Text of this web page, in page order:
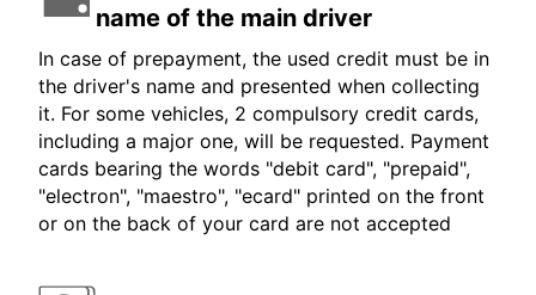
name of the main driver
In case of prepayment, the used credit must be in
the driver's name and presented when collecting
it. For some vehicles, 2 compulsory credit cards,
including a major one, will be requested. Payment
cards bearing the words "debit card", "prepaid",
"electron", "maestro", "ecard" printed on the front
or on the back of your card are not accepted